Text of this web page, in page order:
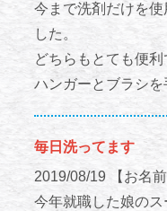
今まで洗剤だけを
した。
どちらもとても便
ハンガーとブラシ
毎日洗ってます
2019/08/19 【お名
今年就職した娘の